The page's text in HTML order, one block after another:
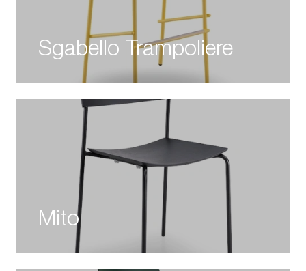
Sgabello Trampoliere
Mito